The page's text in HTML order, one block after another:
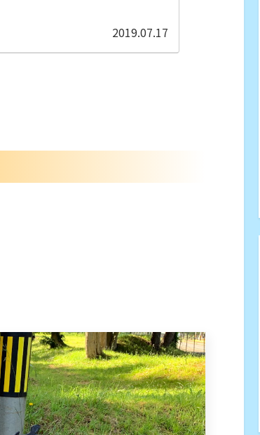
の1カ月ほど、毎日ではありません
ランク1分バイシクルクラ...
2019.07.17